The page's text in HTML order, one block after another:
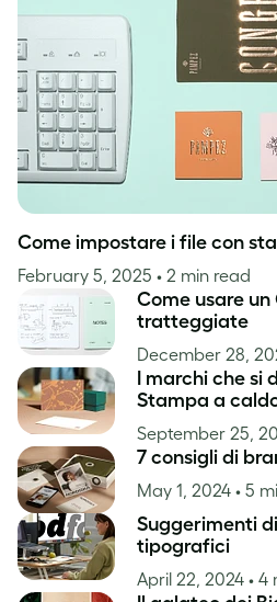
Come impostare i file con
February 5, 2025 • 2 min read
Come usare
tratteggiate
December 28,
I marchi che si
Stampa a
September 25,
7 consigli di
May 1, 2024 • 5
Suggerimenti
tipografici
April 22, 2024 • 4